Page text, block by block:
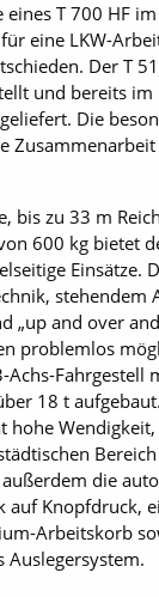
T 700 HF
eine LKW-
Der T
und bereits
Die
bis zu 33 m
600 kg bietet
Einsätze.
stehendem
„up and over
problemlos
Achs-Fahrgestell
18 t
hohe Wendigkeit,
die
auf Knopfdruck,
Arbeitskorb